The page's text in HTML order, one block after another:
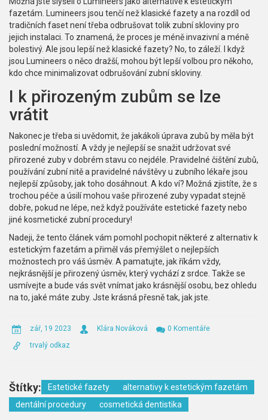
fazetám. Lumineers jsou tenčí než klasické fazety a na rozdíl od
tradičních faset není třeba odbrušovat tolik zubní skloviny pro
jejich instalaci. To znamená, že proces je méně invazivní a méně
bolestivý. Ale jsou lepší než klasické fazety? No, to záleží. I když
jsou Lumineers o něco dražší, mohou být lepší volbou pro někoho,
kdo chce minimalizovat odbrušování zubní skloviny.
I k přirozeným zubům se lze
vrátit
Nakonec je třeba si uvědomit, že jakákoli úprava zubů by měla být
poslední možností. A vždy je nejlepší se snažit udržovat své
přirozené zuby v dobrém stavu co nejdéle. Pravidelné čištění zubů,
používání zubní nitě a pravidelné návštěvy u zubního lékaře jsou
nejlepší způsoby, jak toho dosáhnout. A kdo ví? Možná zjistíte, že s
trochou péče a úsilí mohou vaše přirozené zuby vypadat stejně
dobře, pokud ne lépe, než když používáte estetické fazety nebo
jiné kosmetické zubní procedury!
Nadeji, že tento článek vám pomohl pochopit některé z alternativ k
estetickým fazetám a přiměl vás přemýšlet o nejlepších
možnostech pro váš úsměv. A pamatujte, jak říkám vždy,
nejkrásnější je přirozený úsměv, který vychází z srdce. Takže se
usmívejte a bude vás svět vnímat jako krásnější osobu, bez ohledu
na to, jaké máte zuby. Jste krásná přesně tak, jak jste.
zář, 19 2023 Klára Nováková
0 Komentáře
trvalý odkaz
Štítky: Estetické fazety
alternativy k estetickým fazetám
dentální procedury
cosmetická dentistika